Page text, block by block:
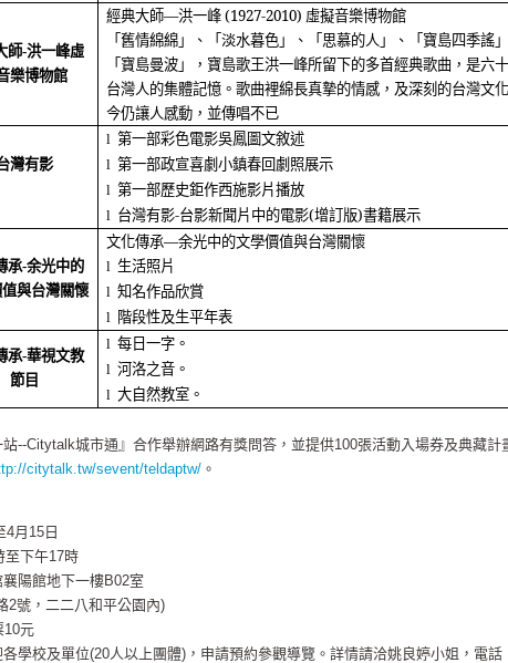
師-洪一峰虛
樂博物館
經典大師―洪一峰(1927-2010) 虛擬音樂博物館
「舊情綿綿」、「淡水暮色」、「思慕的人」、「寶島四季謠
「寶島曼波」，寶島歌王洪一峰所留下的多首經典歌曲，是六
台灣人的集體記憶。歌曲裡綿長真摯的情感，及深刻的台灣文
今仍讓人感動，並傳唱不已
灣有影
l 第一部彩色電影吳鳳圖文敘述
l 第一部政宣喜劇小鎮春回劇照展示
l 第一部歷史鉅作西施影片播放
l 台灣有影-台影新聞片中的電影(增訂版)書籍展示
承-余光中的
與台灣關懷
文化傳承―余光中的文學價值與台灣關懷
l 生活照片
l 知名作品欣賞
l 階段性及生平年表
承-華視文教
節目
l 每日一字。
l 河洛之音。
l 大自然教室。
--Citytalk城市通』合作舉辦網路有獎問答，並提供100張活動入場券及典藏計
citytalk.tw/sevent/teldaptw/。
4月15日
下午17時
陽館地下一樓B02室
，二二八和平公園內)
10元
學校及單位(20人以上團體)，申請預約參觀導覽。詳情請洽姚良婷小姐，電話